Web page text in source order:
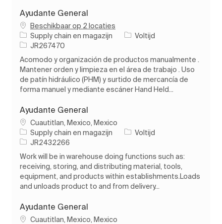
Ayudante General
Beschikbaar op 2 locaties
Categorie
Supply chain en magazijn Soort baan
Voltijd
Taak-ID
JR267470
Acomodo y organización de productos manualmente .
Mantener orden y limpieza en el área de trabajo . Uso
de patín hidráulico (PHM) y surtido de mercancía de
forma manuel y mediante escáner Hand Held...
Ayudante General
PlaatsCuautitlan, Mexico, Mexico
Categorie
Supply chain en magazijn Soort baan
Voltijd
Taak-ID
JR2432266
Work will be in warehouse doing functions such as:
receiving, storing, and distributing material, tools,
equipment, and products within establishments.Loads
and unloads product to and from delivery...
Ayudante General
PlaatsCuautitlan, Mexico, Mexico